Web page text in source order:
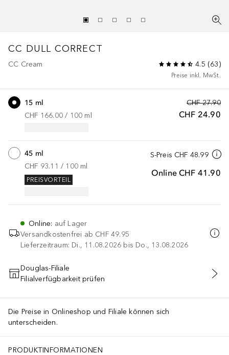
CC DULL CORRECT
CC Cream 4.5 (63)
Preise inkl. MwSt.
CHF 27.90
CHF 24.90
15 ml
CHF 166.00 / 100 ml
S-Preis CHF 48.99
Online CHF 41.90
45 ml
CHF 93.11 / 100 ml
PREISVORTEIL
Online: auf Lager
Versandkostenfrei ab CHF 49.95
Lieferzeitraum: Di., 11.08.2026 bis Do., 13.08.2026
IN DEN WARENKORB
Douglas-Filiale
Filialverfügbarkeit prüfen
Die Preise in Onlineshop und Filiale können sich
unterscheiden.
PRODUKTINFORMATIONEN